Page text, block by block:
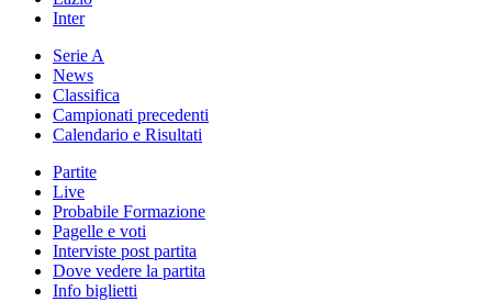
Inter
Serie A
News
Classifica
Campionati precedenti
Calendario e Risultati
Partite
Live
Probabile Formazione
Pagelle e voti
Interviste post partita
Dove vedere la partita
Info biglietti